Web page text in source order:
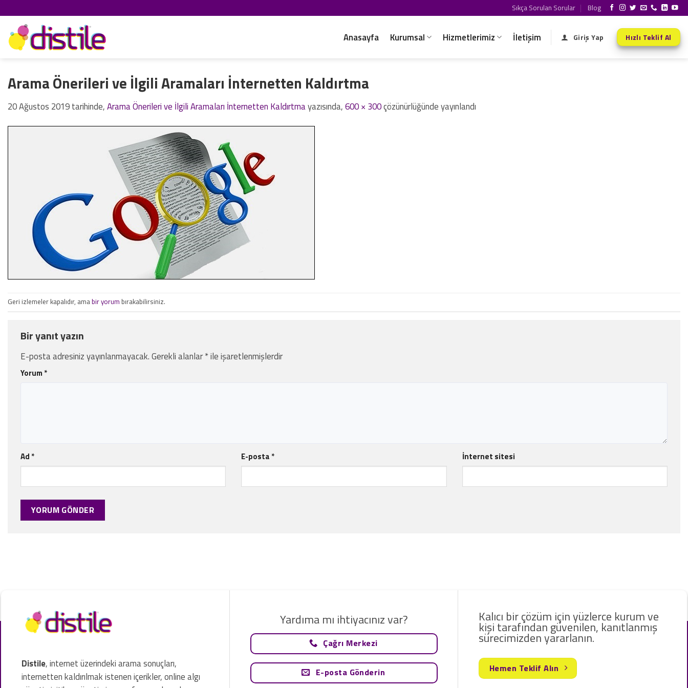
atla
Sıkça Sorulan Sorular Blog
Anasayfa Kurumsal Hizmetlerimiz İletişim Giriş Yap Hızlı Teklif Al
Arama Önerileri ve İlgili Aramaları İnternetten Kaldırtma
20 Ağustos 2019tarihinde,Arama Önerileri ve İlgili Aramaları İnternetten Kaldırtmayazısında,600 × 300çözünürlüğünde yayınlandı
Geri izlemeler kapalıdır, amabir yorum bırakabilirsiniz.
Bir yanıt yazın
E-posta adresiniz yayınlanmayacak.Gerekli alanlar*ile işaretlenmişlerdir
Yorum *
Ad * E-posta * İnternet sitesi
Distile, internet üzerindeki arama sonuçları,
internetten kaldırılmak istenen içerikler, online algı
Yardıma mı ihtiyacınız var?
Çağrı Merkezi
E-posta Gönderin
Kalıcı bir çözüm için yüzlerce kurum ve
kişi tarafından güvenilen, kanıtlanmış
sürecimizden yararlanın.
Hemen Teklif Alın